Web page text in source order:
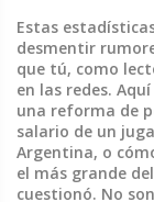
Estas
desmentir
que tú, como
en las redes.
una reforma de
salario de un
Argentina, o
el más grande
cuestionó. No